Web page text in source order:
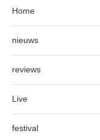
Home
nieuws
reviews
Live
festival